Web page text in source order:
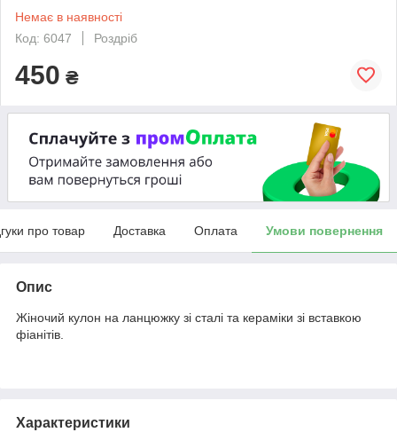
Немає в наявності
Код: 6047
Роздріб
450 ₴
про товар Доставка Оплата Умови повернення
Опис
Жіночий кулон на ланцюжку зі сталі та кераміки зі вставкою
фіанітів.
Характеристики